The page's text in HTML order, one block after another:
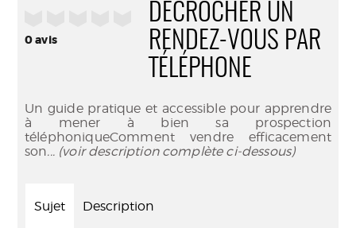
0avis
DÉCROCHER UN
RENDEZ-VOUS PAR
TÉLÉPHONE
Un guide pratique et accessible pour apprendre
à mener à bien sa prospection
téléphoniqueComment vendre efficacement
son... (voir description complète ci-dessous)
Sujet Description